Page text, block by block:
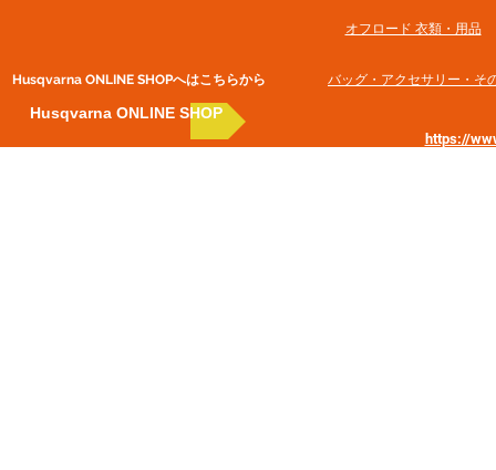
Husqvarna ONLINE SHOP​へはこちらから
Husqvarna ONLINE SHOP
オフロード 衣類・用品
バッグ・アクセサリー・そ
https://